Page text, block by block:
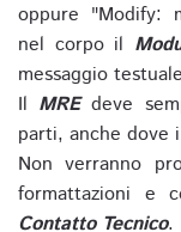
oppure "Modify:
nel corpo il
messaggio
Il MREdeve
parti, anche dove
Non verranno
formattazioni e
Contatto Tecnico.